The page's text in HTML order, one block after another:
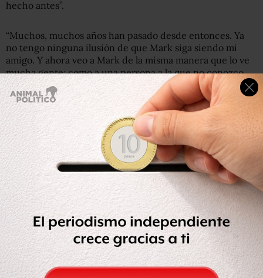
hecho antes”.
“Muchos, muchos años han pasado desde entonces. Ya
no tengo ninguna ilusión de que Mark siga siendo mi
amigo. Y ahora veo a Mark de la misma manera que lo ve
mucha gente: como a una persona a la que no conozco
bien, como alguien que tiene un impacto enorme sobre la
vida de mucha gente. Y yo diría que ese impacto ahora
es, en gran medida, negativo”.
Greenspan llegó a un acuerdo confidencial con
Zuckerberg en 2009, cuando el CEO de la red social trató
de registrar la palabra “facebook” como marca.
Pero la disputa no terminó ahí.
Las cuentas falsas
En el informe que publicó el pasado 24 de enero,
Greenspan cuenta que Facebook es
“la mayor estafa de
la historia”y que la mitad de sus usuarios son falsos.